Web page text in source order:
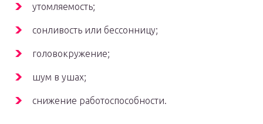
утомляемость;
сонливость или бессонницу;
головокружение;
шум в ушах;
снижение работоспособности.